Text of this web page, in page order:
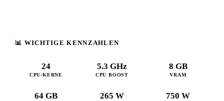
📊 WICHTIGE KENNZAHLEN
24
CPU-KERNE
5.3 GHz
CPU BOOST
8 GB
VRAM
64 GB 265 W 750 W